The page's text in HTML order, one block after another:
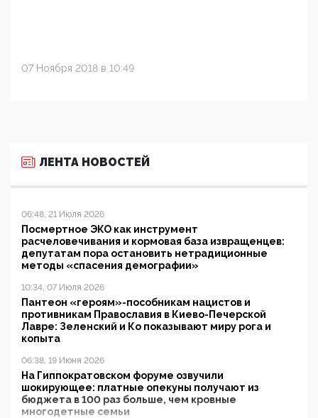
07 Ноября 2018 в 10:49
ЛЕНТА НОВОСТЕЙ
06:48, 21 Июля 2026
Посмертное ЭКО как инструмент
расчеловечивания и кормовая база извращенцев:
депутатам пора остановить нетрадиционные
методы «спасения демографии»
10:34, 07 Июля 2026
Пантеон «героям»-пособникам нацистов и
противникам Православия в Киево-Печерской
Лавре: Зеленский и Ко показывают миру рога и
копыта
06:38, 19 Июня 2026
На Гиппократовском форуме озвучили
шокирующее: платные опекуны получают из
бюджета в 100 раз больше, чем кровные
многодетные семьи